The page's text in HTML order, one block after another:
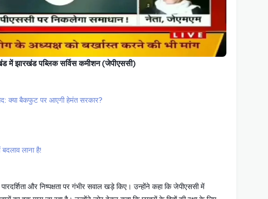
में झारखंड पब्लिक सर्विस कमीशन (जेपीएससी)
क्या बैकफुट पर आएगी हेमंत सरकार?
लाना है!
और निष्पक्षता पर गंभीर सवाल खड़े किए। उन्होंने कहा कि जेपीएससी में